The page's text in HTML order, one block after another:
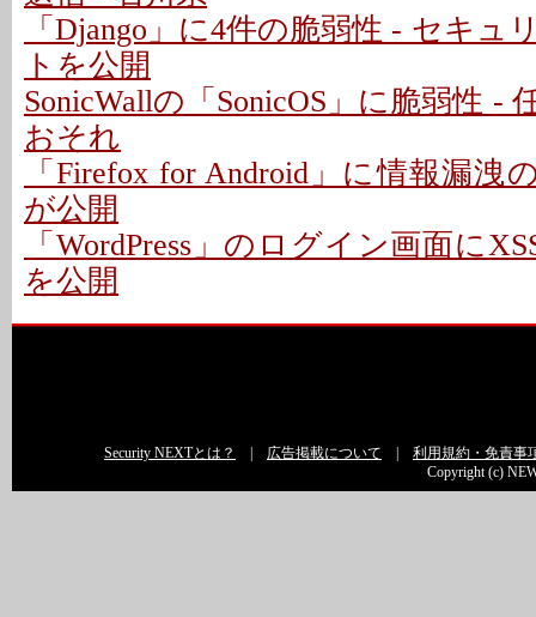
「Django」に4件の脆弱性 - セキュ
トを公開
SonicWallの「SonicOS」に脆弱性 -
おそれ
「Firefox for Android」に情報漏洩
が公開
「WordPress」のログイン画面に
を公開
Security NEXTとは？ | 広告掲載について | 利用規約・免責事
Copyright (c)